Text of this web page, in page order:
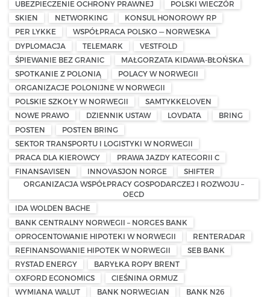
UBEZPIECZENIE OCHRONY PRAWNEJ
POLSKI WIECZÓR
SKIEN
NETWORKING
KONSUL HONOROWY RP
PER LYKKE
WSPÓŁPRACA POLSKO — NORWESKA
DYPLOMACJA
TELEMARK
VESTFOLD
ŚPIEWANIE BEZ GRANIC
MAŁGORZATA KIDAWA-BŁOŃSKA
SPOTKANIE Z POLONIĄ
POLACY W NORWEGII
ORGANIZACJE POLONIJNE W NORWEGII
POLSKIE SZKOŁY W NORWEGII
SAMTYKKELOVEN
NOWE PRAWO
DZIENNIK USTAW LOVDATA
BRING
POSTEN
POSTEN BRING
SEKTOR TRANSPORTU I LOGISTYKI W NORWEGII
PRACA DLA KIEROWCY
PRAWA JAZDY KATEGORII C
FINANSAVISEN
INNOVASJON NORGE
SHIFTER
ORGANIZACJA WSPÓŁPRACY GOSPODARCZEJ I ROZWOJU –
OECD
IDA WOLDEN BACHE
BANK CENTRALNY NORWEGII – NORGES BANK
OPROCENTOWANIE HIPOTEKI W NORWEGII
RENTERADAR
REFINANSOWANIE HIPOTEK W NORWEGII
SEB BANK
RYSTAD ENERGY
BARYŁKA ROPY BRENT
OXFORD ECONOMICS
CIEŚNINA ORMUZ
WYMIANA WALUT
BANK NORWEGIAN
BANK N26